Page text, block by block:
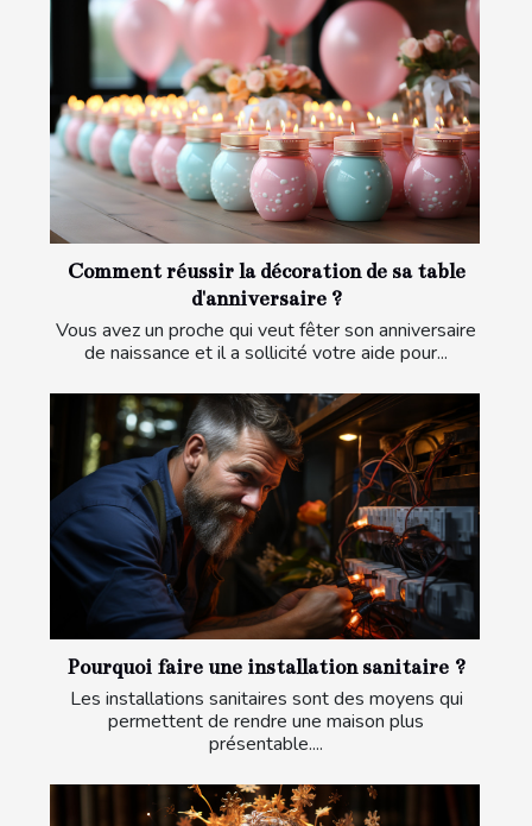
Comment réussir la décoration de sa table
d'anniversaire ?
Vous avez un proche qui veut fêter son anniversaire
de naissance et il a sollicité votre aide pour...
Pourquoi faire une installation sanitaire ?
Les installations sanitaires sont des moyens qui
permettent de rendre une maison plus
présentable....